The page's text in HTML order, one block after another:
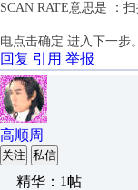
SCAN RATE意思是 ：
电点击确定 进入下一步。
回复 引用 举报
高顺周
关注 私信
精华：1帖